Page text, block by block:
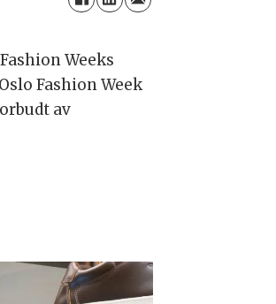
Weeks
Fashion Week
av